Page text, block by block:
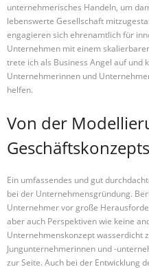
unternehmerisches Handeln, um
lebenswerte Gesellschaft
engagieren sich ehrenamtlich für
Unternehmen mit einem
trete ich als Business Angel auf und
Unternehmerinnen und
helfen.
Von der
Ein umfassendes und gut
bei der Unternehmensgründung.
Unternehmer vor große
aber auch Perspektiven wie keine
Unternehmenskonzept wasserdicht
Jungunternehmerinnen und -
zur Seite. Auch bei der Entwicklung